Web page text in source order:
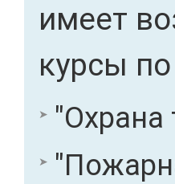
имеет
курсы
"Охрана